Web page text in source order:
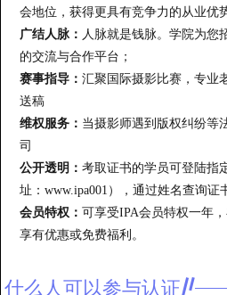
会地位，获得更具有竞争力的从业优
广结人脉： 人脉就是钱脉。学院为您
的交流与合作平台；
赛事指导： 汇聚国际摄影比赛，专业
送稿
维权服务： 当摄影师遇到版权纠纷等
司
公开透明： 考取证书的学员可登陆
址：www.ipa001），通过姓名查询证
会员特权： 可享受IPA会员特权一年
享有优惠或免费福利。
什么人可以参与认证